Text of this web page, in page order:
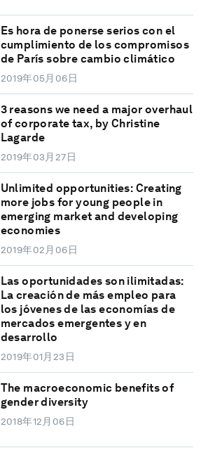
Es hora de ponerse serios con el
cumplimiento de los compromisos
de París sobre cambio climático
2019年05月06日
3 reasons we need a major overhaul
of corporate tax, by Christine
Lagarde
2019年03月27日
Unlimited opportunities: Creating
more jobs for young people in
emerging market and developing
economies
2019年02月06日
Las oportunidades son ilimitadas:
La creación de más empleo para
los jóvenes de las economías de
mercados emergentes y en
desarrollo
2019年01月23日
The macroeconomic benefits of
gender diversity
2018年12月06日